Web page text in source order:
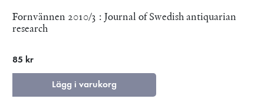
Fornvännen 2010/3 : Journal of Swedish antiquarian
research
85 kr
Lägg i varukorg